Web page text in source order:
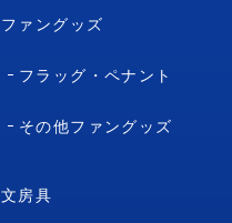
ファングッズ
フラッグ・ペナント
その他ファングッズ
文房具